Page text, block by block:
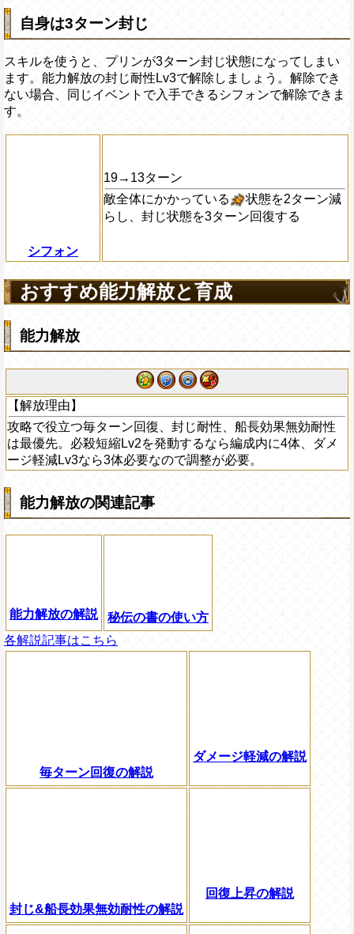
自身は3ターン封じ
スキルを使うと、プリンが3ターン封じ状態になってしまい
ます。能力解放の封じ耐性Lv3で解除しましょう。解除でき
ない場合、同じイベントで入手できるシフォンで解除できま
す。
シフォン
19→13ターン
敵全体にかかっている
状態を2ターン減
らし、封じ状態を3ターン回復する
おすすめ能力解放と育成
能力解放
【解放理由】
攻略で役立つ毎ターン回復、封じ耐性、船長効果無効耐性
は最優先。必殺短縮Lv2を発動するなら編成内に4体、ダメ
ージ軽減Lv3なら3体必要なので調整が必要。
能力解放の関連記事
能力解放の解説
秘伝の書の使い方
各解説記事はこちら
毎ターン回復の解説
ダメージ軽減の解説
封じ&船長効果無効耐性の解説
回復上昇の解説